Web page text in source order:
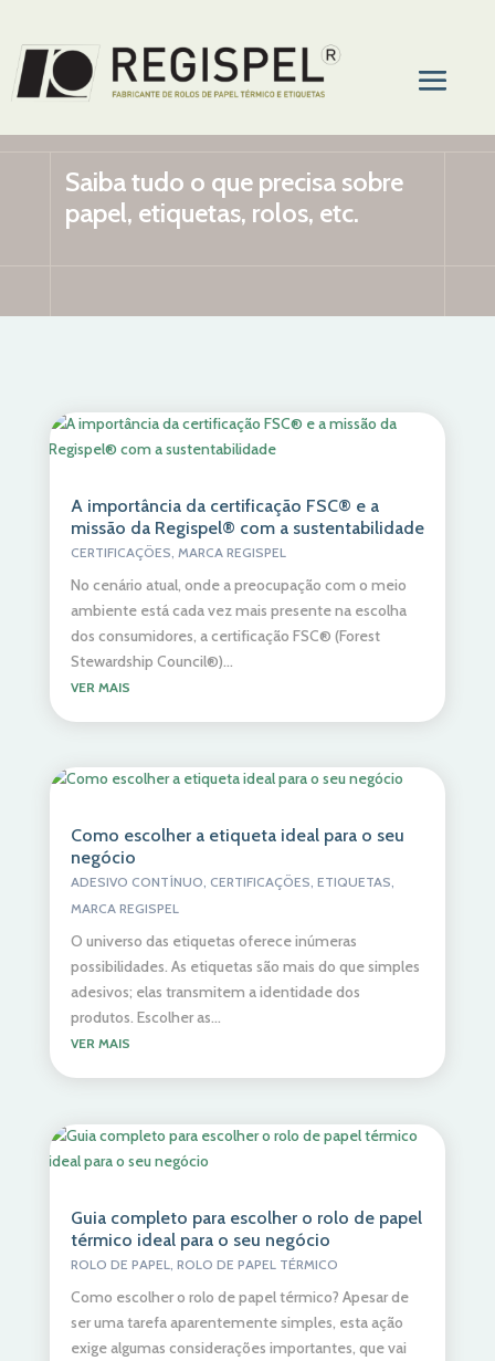
Saiba tudo o que precisa sobre
papel, etiquetas, rolos, etc.
A importância da certificação FSC® e a
missão da Regispel® com a sustentabilidade
CERTIFICAÇÕES, MARCA REGISPEL
No cenário atual, onde a preocupação com o meio
ambiente está cada vez mais presente na escolha
dos consumidores, a certificação FSC® (Forest
Stewardship Council®)...
VER MAIS
Como escolher a etiqueta ideal para o seu
negócio
ADESIVO CONTÍNUO, CERTIFICAÇÕES, ETIQUETAS,
MARCA REGISPEL
O universo das etiquetas oferece inúmeras
possibilidades. As etiquetas são mais do que simples
adesivos; elas transmitem a identidade dos
produtos. Escolher as...
VER MAIS
Guia completo para escolher o rolo de papel
térmico ideal para o seu negócio
ROLO DE PAPEL ROLO DE PAPEL TÉRMICO
Como escolher o rolo de papel térmico? Apesar de
ser uma tarefa aparentemente simples, esta ação
exige algumas considerações importantes, que vai